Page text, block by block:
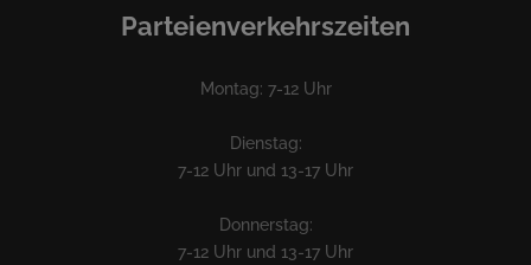
Parteienverkehrszeiten
Montag: 7-12 Uhr
Dienstag:
7-12 Uhr und 13-17 Uhr
Donnerstag:
7-12 Uhr und 13-17 Uhr